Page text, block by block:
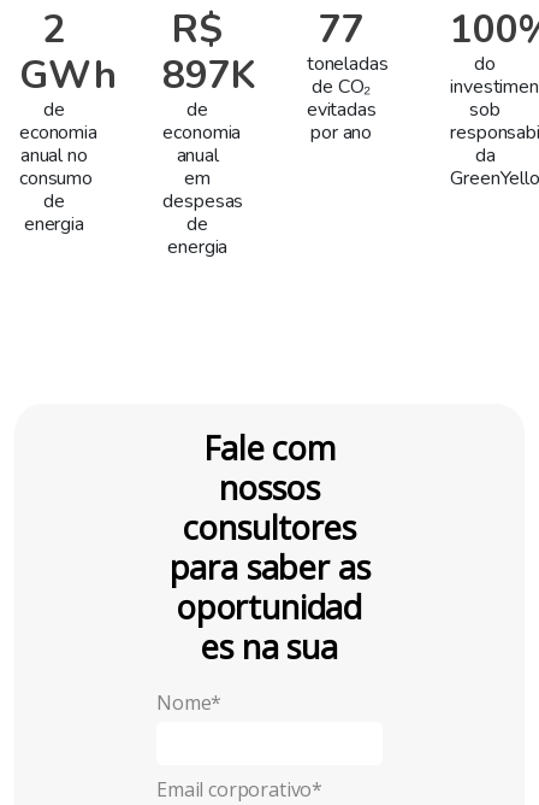
2
GWh
de
economia
anual no
consumo
de
energia
R$
897K
de
economia
anual
em
despesas
de
energia
77
toneladas
de CO₂
evitadas
por ano
do
sob
da
Fale com
nossos
consultores
para saber as
oportunidad
es na sua
empresa
Nome*
Email corporativo*